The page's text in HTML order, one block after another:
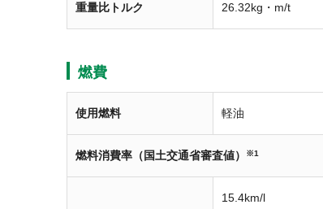
重量比トルク 26.32kg・m/t
燃費
使用燃料 軽油
燃料消費率（国土交通省審査値） ※1
15.4km/l